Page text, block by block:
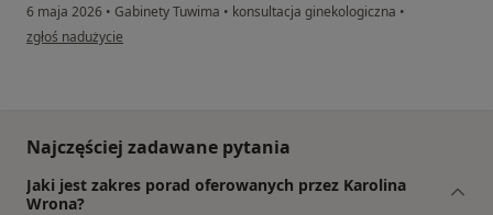
6 maja 2026 • Gabinety Tuwima • konsultacja ginekologiczna •
w opinii użytkownika Karolina
zgłoś nadużycie
Najczęściej zadawane pytania
Jaki jest zakres porad oferowanych przez Karolina
Wrona?